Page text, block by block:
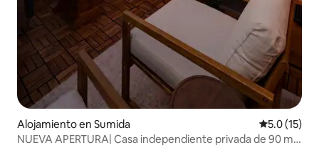
Alojamiento en Sumida Calificación
5.0 (15)
NUEVA APERTURA| Casa independiente privada de 90 m²|